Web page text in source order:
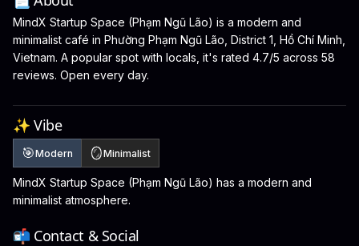
MindX Startup Space (Phạm Ngũ Lão) is a modern and
minimalist café in Phường Phạm Ngũ Lão, District 1, Hồ Chí Minh,
Vietnam. A popular spot with locals, it's rated 4.7/5 across 58
reviews. Open every day.
✨ Vibe
🎯Modern 🪞Minimalist
MindX Startup Space (Phạm Ngũ Lão) has a modern and
minimalist atmosphere.
📬 Contact & Social